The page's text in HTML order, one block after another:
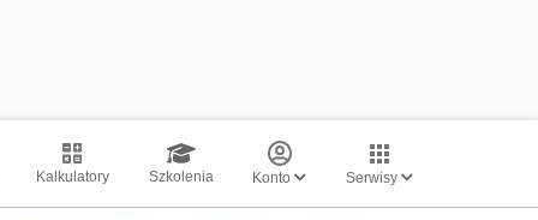
Kalkulatory Szkolenia Konto Serwisy